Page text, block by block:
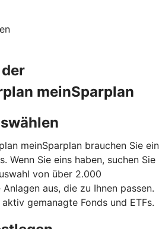
meinSparplan
meinSparplan brauchen Sie ein
Wenn Sie eins haben, suchen Sie
von über 2.000
aus, die zu Ihnen passen.
gemanagte Fonds und ETFs.